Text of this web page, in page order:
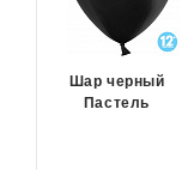
Шар черный
Пастель